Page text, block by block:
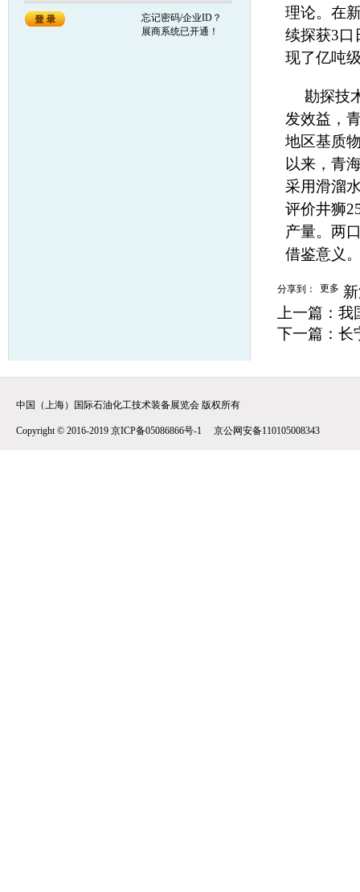
忘记密码/企业ID？
展商系统已开通！
理论。在
续探获3口
现了亿吨
勘探技
发效益，
地区基质
以来，青
采用滑溜
评价井狮
产量。两
借鉴意义
分享到： 更多
上一篇： 我
下一篇： 长
中国（上海）国际石油化工技术装备展览会 版权所有
Copyright © 2016-2019 京ICP备05086866号-1 京公网安备110105008343